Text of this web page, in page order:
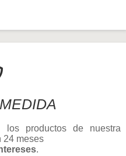
los productos de nuestra
24 meses
.